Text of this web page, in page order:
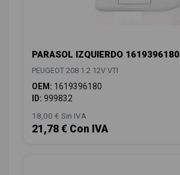
PARASOL IZQUIERDO 1619396180
PEUGEOT 208 1.2 12V VTI
OEM: 1619396180
ID: 999832
18,00 € Sin IVA
21,78 € Con IVA